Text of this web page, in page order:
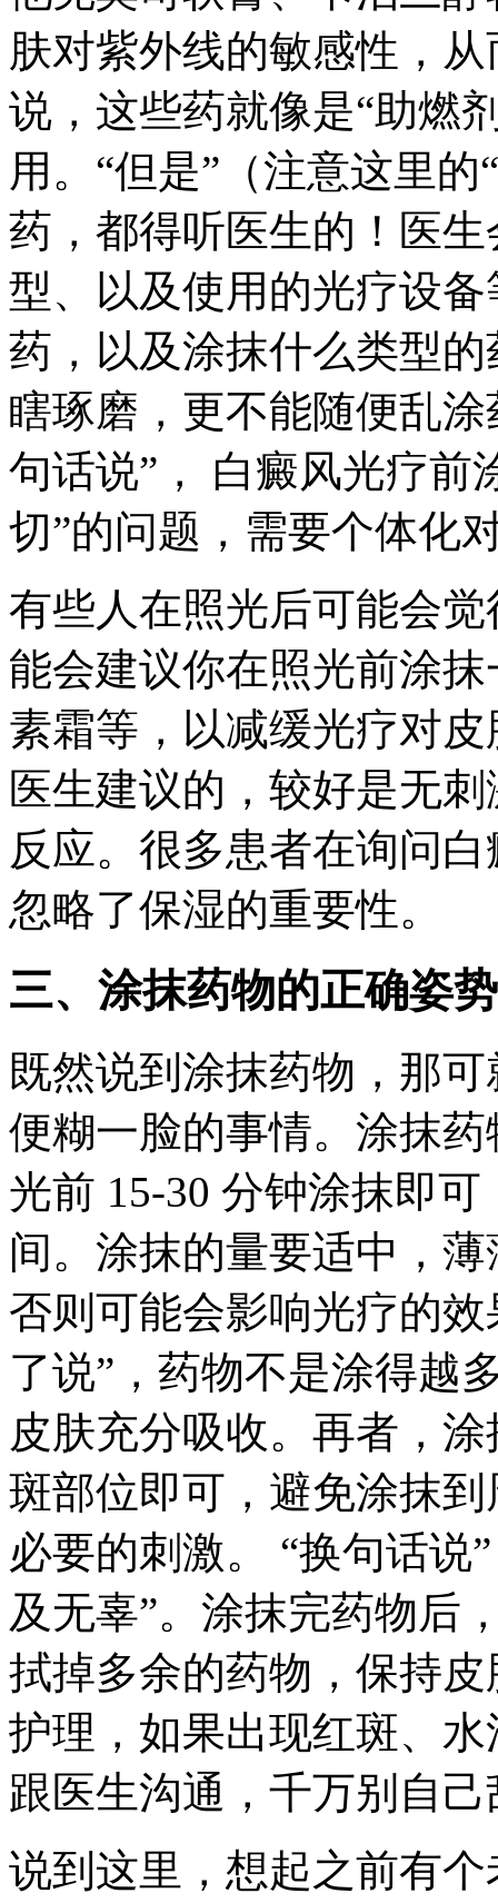
肤对紫外线的敏感性，
说，这些药就像是“助燃
用。“但是”（注意这里
药，都得听医生的！医
型、以及使用的光疗设
药，以及涂抹什么类型
瞎琢磨，更不能随便乱
句话说”， 白癜风光疗前
切”的问题，需要个体化
有些人在照光后可能会
能会建议你在照光前涂
素霜等，以减缓光疗对
医生建议的，较好是无
反应。很多患者在询问
忽略了保湿的重要性。
三、涂抹药物的正确姿
既然说到涂抹药物，那
便糊一脸的事情。涂抹
光前 15-30 分钟涂抹即
间。涂抹的量要适中，
否则可能会影响光疗的
了说”，药物不是涂得越
皮肤充分吸收。再者，
斑部位即可，避免涂抹
必要的刺激。 “换句话说
及无辜”。涂抹完药物后
拭掉多余的药物，保持
护理，如果出现红斑、
跟医生沟通，千万别自
说到这里，想起之前有